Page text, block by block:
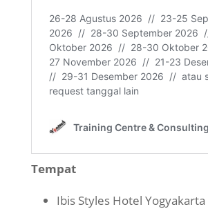
Tempat
Ibis Styles Hotel Yogyakarta